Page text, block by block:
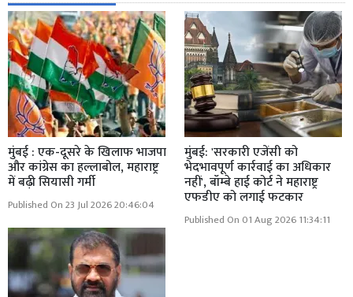
मुंबई : एक-दूसरे के खिलाफ भाजपा
और कांग्रेस का हल्लाबोल, महाराष्ट्र
में बढ़ी सियासी गर्मी
Published On 23 Jul 2026 20:46:04
मुंबई: 'सरकारी एजेंसी को
भेदभावपूर्ण कार्रवाई का अधिकार
नहीं', बॉम्बे हाई कोर्ट ने महाराष्ट्र
एफडीए को लगाई फटकार
Published On 01 Aug 2026 11:34:11